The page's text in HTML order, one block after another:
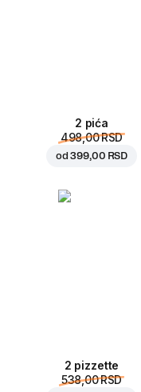
2 pića
498,00 RSD
od399,00 RSD
2 pizzette
538,00 RSD